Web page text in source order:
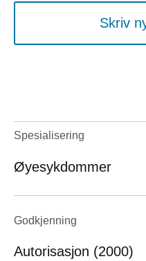
Skriv
Spesialisering
Øyesykdommer
Godkjenning
Autorisasjon (2000)